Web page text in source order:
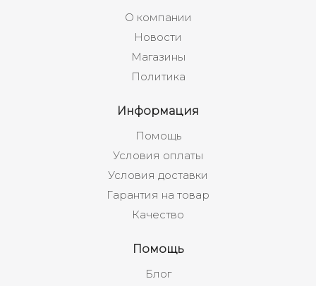
О компании
Новости
Магазины
Политика
Информация
Помощь
Условия оплаты
Условия доставки
Гарантия на товар
Качество
Помощь
Блог